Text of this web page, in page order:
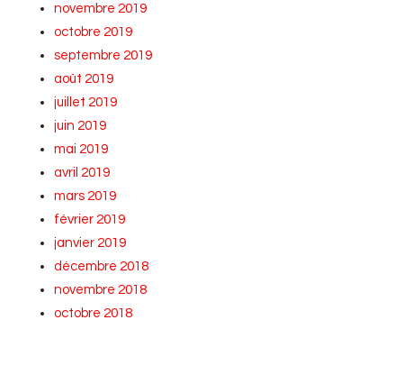
novembre 2019
octobre 2019
septembre 2019
août 2019
juillet 2019
juin 2019
mai 2019
avril 2019
mars 2019
février 2019
janvier 2019
décembre 2018
novembre 2018
octobre 2018